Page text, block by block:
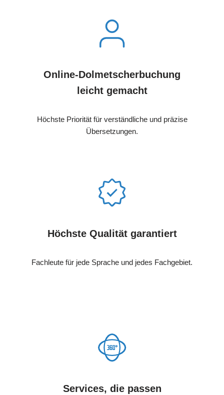
Online-Dolmetscherbuchung
leicht gemacht
Höchste Priorität für verständliche und präzise
Übersetzungen.
Höchste Qualität garantiert
Fachleute für jede Sprache und jedes Fachgebiet.
Services, die passen